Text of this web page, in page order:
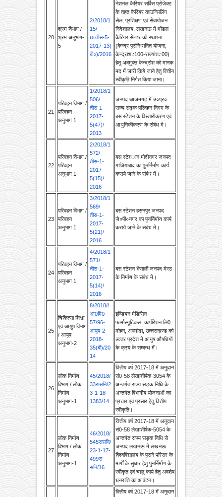
5
छत्‍तीस-5-
2017-13(
बी०)/2016
सेल, प्रशिक्षण एवं सेवायोजन
निदेशालय, लखनऊ में मॉडल
कैरियर सेन्टर की स्थापना
(केन्द्र पुरोनिधानित योजना,
केन्द्रांशः:100-राज्यांशः:00)
हेतु अवमुक्त केन्द्रांश को मानक
मद में जारी किये जाने हेतु वित्तीय
स्वीकृति निर्गत किया जाना।
परिवहन विभाग /
अनुभाग 1
506/
तीस-1-
2017-
5(47)/
2013
जनपद आजमगढ़ में उ०प्र०
बस स्‍टेशन के विस्‍तारीकरण एवं
आधुनिकीकरण के संबंध मे।
परिवहन विभाग /
अनुभाग 1
2/2018/1
572/
तीस-1-
2017-
5(15)/
2016
बस स्‍टेश्‍ान मोदीनगर जनपद
कराये जाने के संबंध में।
परिवहन विभाग /
अनुभाग 1
3/2018/1
569/
तीस-1-
2017-
5(21)/
2016
बस स्‍टेशन हसनपुर जनपद
कराये जाने के संबंध में।
परिवहन विभाग /
अनुभाग 1
4/2018/1
571/
तीस-1-
2017-
5(14)/
2016
चिकित्‍सा शिक्षा
/ आयुष
अनुभाग-2
8/2018//
आ0मि0-
57/96-
आयुष-2-
2018-
35(बी)/20
14
इण्डियन मेडिसिन
मोहन, अल्‍मोडा, उत्‍तराखण्‍ड को
उत्‍तर प्रदेश में आयुष औषधियों
के क्रय के सम्‍बन्‍ध में।
लोक निर्माण
निर्माण
अनुभाग-1
45/2018/
3-1-18-
1383/14
वित्तीय वर्ष 2017-18 में अनुदान
सं0-58 लेखाशीर्षक-3054 के
अन्तर्गत राज्य सड़क निधि के
अन्तर्गत विभागीय योजनाओं का
प्रचार एवं प्रसार हेतु वित्तीय
स्वीकृति।
निर्माण
अनुभाग-1
46/2018/
23-1-17-
499रा
सनि/16
वित्तीय वर्ष 2017-18 में अनुदान
सं0-58 लेखाशीर्षक-5054 के
अन्तर्गत राज्य सड़क निधि से
जनपद लखनऊ में लखनऊ
विश्वविद्यालय के पुराने परिसर के
मार्गों के सुधार हेतु पुनर्निर्माण के
स्वीकृत एवं चालू कार्य हेतु अवशेष
धनराशि का आवंटन।
वित्तीय वर्ष 2017-18 में अनुदान
सं0-58 लेखाशीर्षक-5054 के
अन्तर्गत राज्य सड़क निधि से